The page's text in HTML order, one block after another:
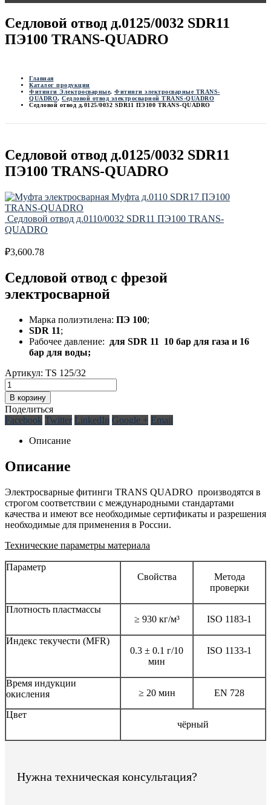
Седловой отвод д.0125/0032 SDR11
ПЭ100 TRANS-QUADRO
Главная
Каталог продукции
Фитинги Электросварные, Фитинги электросварные TRANS-
QUADRO, Седловой отвод электросварной TRANS-QUADRO
Седловой отвод д.0125/0032 SDR11 ПЭ100 TRANS-QUADRO
Седловой отвод д.0125/0032 SDR11
ПЭ100 TRANS-QUADRO
Муфта д.0110 SDR17 ПЭ100
TRANS-QUADRO
Седловой отвод д.0110/0032 SDR11 ПЭ100 TRANS-
QUADRO
₽3,600.78
Седловой отвод с фрезой
электросварной
Марка полиэтилена: ПЭ 100;
SDR 11;
Рабочее давление: для SDR 11 10 бар для газа и 16
бар для воды;
Артикул: TS 125/32
В корзину
Поделиться
Facebook Twitter LinkedIn Google + Email
Описание
Описание
Электросварные фитинги TRANS QUADRO производятся в
строгом соответствии с международными стандартами
качества и имеют все необходимые сертификаты и разрешения
необходимые для применения в России.
Технические параметры материала
Параметр
Свойства
Метода
проверки
Плотность пластмассы
≥ 930 кг/м³
ISO 1183-1
Индекс текучести (MFR)
0.3 ± 0.1 г/10
мин
ISO 1133-1
Время индукции
окисления
≥ 20 мин EN 728
Цвет
чёрный
Нужна техническая консультация?